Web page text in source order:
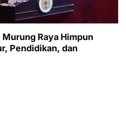
Murung Raya Himpun
Pendidikan, dan